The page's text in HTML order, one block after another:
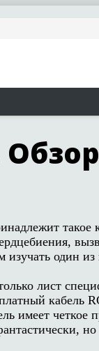
изучать один
лист
кабель
имеет четкое